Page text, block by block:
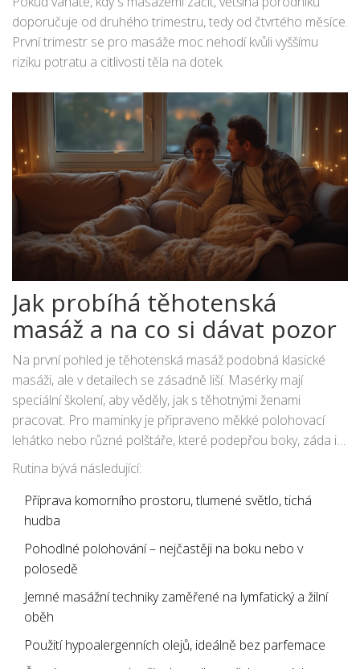
doporučuje od druhého trimestru, tedy od čtvrtého měsíce.
První trimestr se pro masáže moc nehodí kvůli vyššímu
riziku potratu a citlivosti těla na dotek.
Jak probíhá těhotenská
masáž a na co si dávat pozor
Na první pohled je těhotenská masáž podobná klasické
masáži, ale v detailech se zásadně liší. Masérky mají
speciální školení, aby věděly, jak s těhotnými ženami
pracovat. Pro maminky je připraveno měkké polohovací
lehátko nebo různé polštáře, které podepřou boky, záda i
bříško. Zkušená masérka nikdy netlačí na břicho ani
nepoužívá hluboký tlak v oblasti kříže. Místo toho soustředí
pohyby na záda, nohy, šíji a paže – přesně podle toho, co
danou ženu trápí a co si přeje.
Rutina bývá následující:
Příprava komorního prostoru, tlumené světlo, tichá
hudba
Pohodlné polohování – nejčastěji na boku nebo v
polosedě
Jemné masážní techniky zaměřené na lymfatický a žilní
oběh
Použití hypoalergenních olejů, ideálně bez parfemace